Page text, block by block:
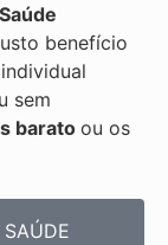
benefício
sem
barato ou os